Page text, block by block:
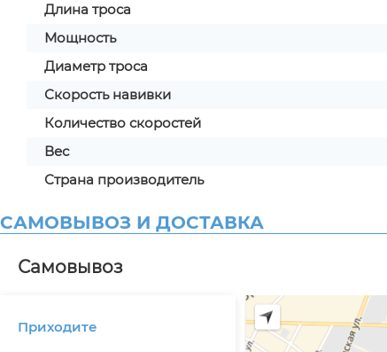
Длина троса
Мощность
Диаметр троса
Скорость навивки
Количество скоростей
Вес
Страна производитель
САМОВЫВОЗ И ДОСТАВКА
Самовывоз
Приходите